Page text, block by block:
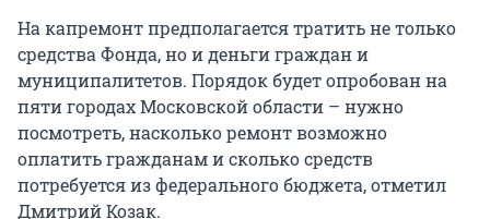
На капремонт предполагается тратить не только
средства Фонда, но и деньги граждан и
муниципалитетов. Порядок будет опробован на
пяти городах Московской области – нужно
посмотреть, насколько ремонт возможно
оплатить гражданам и сколько средств
потребуется из федерального бюджета, отметил
Дмитрий Козак.